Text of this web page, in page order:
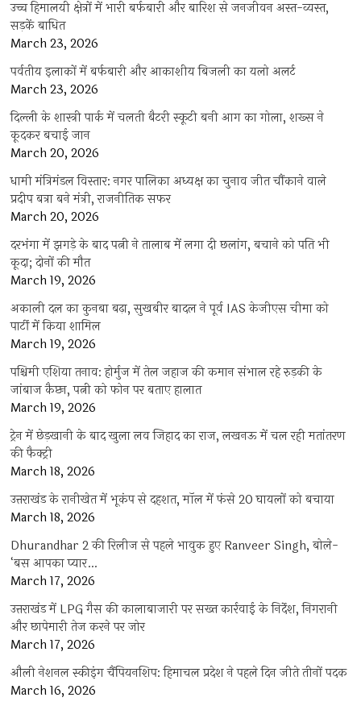
उच्च हिमालयी क्षेत्रों में भारी बर्फबारी और बारिश से जनजीवन अस्त-व्यस्त,
सड़कें बाधित
March 23, 2026
पर्वतीय इलाकों में बर्फबारी और आकाशीय बिजली का यलो अलर्ट
March 23, 2026
दिल्ली के शास्त्री पार्क में चलती बैटरी स्कूटी बनी आग का गोला, शख्स ने
कूदकर बचाई जान
March 20, 2026
धामी मंत्रिमंडल विस्तार: नगर पालिका अध्यक्ष का चुनाव जीत चौंकाने वाले
प्रदीप बत्रा बने मंत्री, राजनीतिक सफर
March 20, 2026
दरभंगा में झगड़े के बाद पत्नी ने तालाब में लगा दी छलांग, बचाने को पति भी
कूदा; दोनों की मौत
March 19, 2026
अकाली दल का कुनबा बढ़ा, सुखबीर बादल ने पूर्व IAS केजीएस चीमा को
पार्टी में किया शामिल
March 19, 2026
पश्चिमी एशिया तनाव: होर्मुज में तेल जहाज की कमान संभाल रहे रुड़की के
जांबाज कैप्टन, पत्नी को फोन पर बताए हालात
March 19, 2026
ट्रेन में छेड़खानी के बाद खुला लव जिहाद का राज, लखनऊ में चल रही मतांतरण
की फैक्ट्री
March 18, 2026
उत्तराखंड के रानीखेत में भूकंप से दहशत, मॉल में फंसे 20 घायलों को बचाया
March 18, 2026
Dhurandhar 2 की रिलीज से पहले भावुक हुए Ranveer Singh, बोले-
‘बस आपका प्यार…
March 17, 2026
उत्तराखंड में LPG गैस की कालाबाजारी पर सख्त कार्रवाई के निर्देश, निगरानी
और छापेमारी तेज करने पर जोर
March 17, 2026
औली नेशनल स्कीइंग चैंपियनशिप: हिमाचल प्रदेश ने पहले दिन जीते तीनों पदक
March 16, 2026